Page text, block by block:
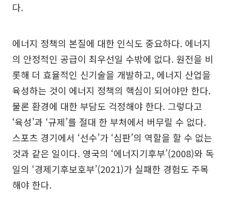
다.
에너지 정책의 본질에 대한 인식도 중요하다. 에너지
의 안정적인 공급이 최우선일 수밖에 없다. 원전을 비
롯해 더 효율적인 신기술을 개발하고, 에너지 산업을
육성하는 것이 에너지 정책의 핵심이 되어야만 한다.
물론 환경에 대한 부담도 걱정해야 한다. 그렇다고
‘육성’과 ‘규제’를 절대 한 부처에서 버무릴 수 없다.
스포츠 경기에서 ‘선수’가 ‘심판’의 역할을 할 수 없는
것과 같은 일이다. 영국의 ‘에너지기후부’(2008)와 독
일의 ‘경제기후보호부’(2021)가 실패한 경험도 주목
해야 한다.